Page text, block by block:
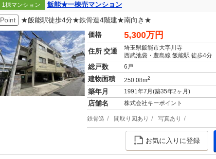
1棟マンション
飯能★一棟売マンション
Point
★飯能駅徒歩4分★鉄骨造4階建★南向き★
価格
5,300万円
住所 交通
埼玉県飯能市大字川寺
西武池袋・豊島線 飯能駅 徒歩4分
総戸数 6戸
建物面積 250.08m2
築年月 1991年7月(築35年2ヶ月)
店舗名 株式会社キーポイント
鉄骨造 間取り図あり 写真あり
お気に入りに登録